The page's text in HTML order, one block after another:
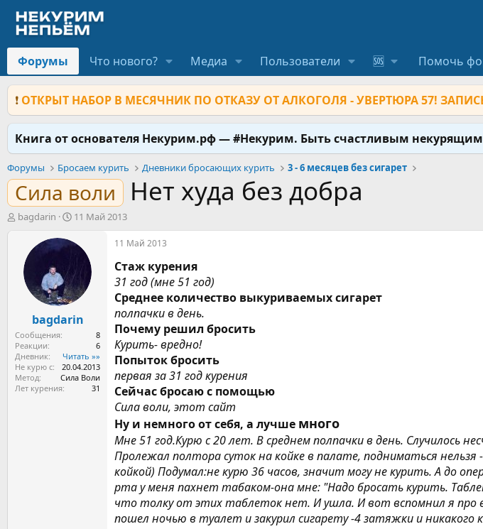
Форумы Что нового? Медиа Пользователи 🆘 Помочь
❗ ОТКРЫТ НАБОР В МЕСЯЧНИК ПО ОТКАЗУ ОТ АЛКОГОЛЯ - УВЕРТЮРА 57!
Книга от основателя Некурим.рф — #Некурим. Быть счастливым
Форумы Бросаем курить Дневники бросающих курить 3 - 6 месяцев без сигарет
Сила воли Нет худа без добра
А
bagdarin
Д
т
а
ч
а
л
11 Май 2013
bagdarin
Сообщения
8
Реакции
6
Дневник
Читать »»
Не курю с
20.04.2013
Метод
Сила Воли
Лет курения
31
11 Май 2013
Стаж курения
31 год (мне 51 год)
Среднее количество выкуриваемых сигарет
полпачки в день.
Почему решил бросить
Курить- вредно!
Попыток бросить
первая за 31 год курения
Сейчас бросаю с помощью
Сила воли, этот сайт
Ну и немного от себя, а лучше много
Мне 51 год.Курю с 20 лет. В среднем полпачки в день. Случилось
Пролежал полтора суток на койке в палате, подниматься
койкой) Подумал:не курю 36 часов, значит могу не курить. А до
рта у меня пахнет табаком-она мне: "Надо бросать курить.
что толку от этих таблеток нет. И ушла. И вот вспомнил я про
пошел ночью в туалет и закурил сигарету -4 затяжки и